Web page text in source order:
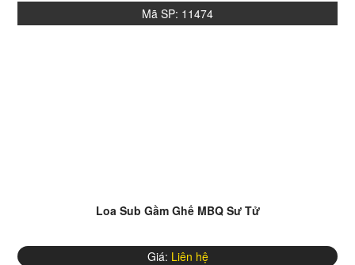
Mã SP: 11474
Loa Sub Gầm Ghế MBQ Sư Tử
Giá: Liên hệ